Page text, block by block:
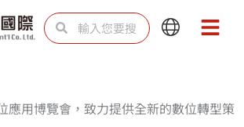
搜
尋 尋
Main
Main
應用博覽會，致力提供全新的數位轉型策